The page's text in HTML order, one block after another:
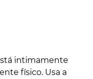
físico. Usa a